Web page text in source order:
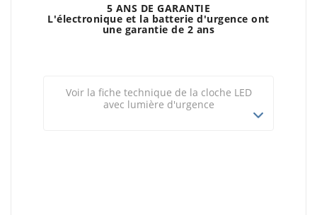
5 ANS DE GARANTIE
L'électronique et la batterie d'urgence ont
une garantie de 2 ans
Voir la fiche technique de la cloche LED
avec lumière d'urgence